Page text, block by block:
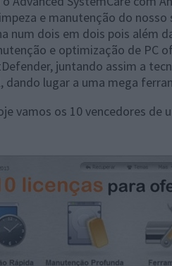
e manutenção do nosso
num dois em dois pois além
e optimização de PC
juntando assim a
lugar a uma mega
vamos os 10 vencedores de